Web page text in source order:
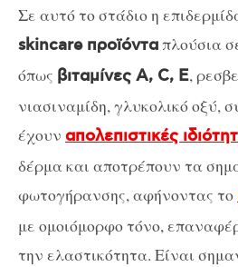
Σε αυτό το στάδιο η
skincare προϊόνταπλούσια
όπως βιταμίνες A, C, E,
νιασιναμίδη, γλυκολικό οξύ,
έχουν απολεπιστικές
δέρμα και αποτρέπουν τα
φωτογήρανσης, αφήνοντας το
με ομοιόμορφο τόνο,
την ελαστικότητα. Είναι